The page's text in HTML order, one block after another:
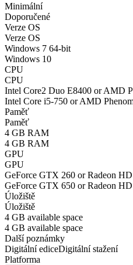
Minimální
Doporučené
Verze OS
Verze OS
Windows 7 64-bit
Windows 10
CPU
CPU
Intel Core2 Duo E8400 or AMD
Intel Core i5-750 or AMD
Paměť
Paměť
4 GB RAM
4 GB RAM
GPU
GPU
GeForce GTX 260 or Radeon
GeForce GTX 650 or Radeon
Úložiště
Úložiště
4 GB available space
4 GB available space
Další poznámky
Digitální ediceDigitální stažení
Platforma